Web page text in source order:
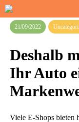
21/09/2022
Deshalb
Ihr Auto
Viele E-Shops bieten